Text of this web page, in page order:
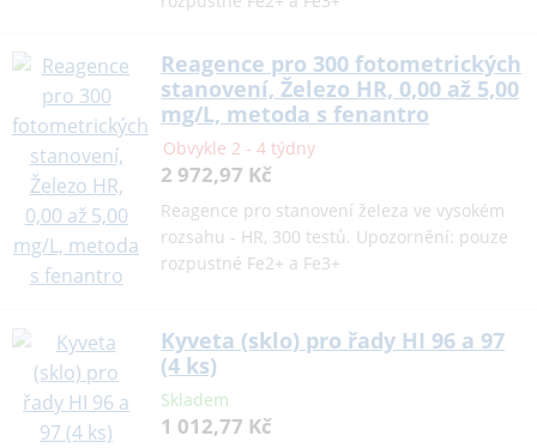
Reagence pro 300 fotometrických
stanovení, Železo HR, 0,00 až 5,00
mg/L, metoda s fenantro
Obvykle 2 - 4 týdny
2 972,97 Kč
Reagence pro stanovení železa ve vysokém
rozsahu - HR, 300 testů. Upozornění: pouze
rozpustné Fe2+ a Fe3+
Kyveta (sklo) pro řady HI 96 a 97
(4 ks)
Skladem
1 012,77 Kč